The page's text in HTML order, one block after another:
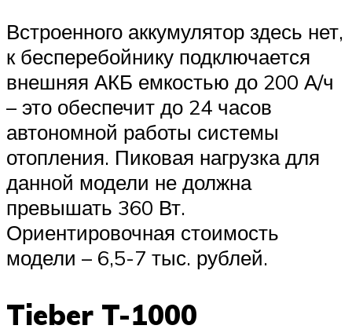
Встроенного аккумулятор здесь нет,
к бесперебойнику подключается
внешняя АКБ емкостью до 200 А/ч
– это обеспечит до 24 часов
автономной работы системы
отопления. Пиковая нагрузка для
данной модели не должна
превышать 360 Вт.
Ориентировочная стоимость
модели – 6,5-7 тыс. рублей.
Tieber T-1000